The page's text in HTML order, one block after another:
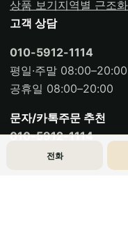
상품 보기지역별 근조
고객 상담
010-5912-1114
평일·주말 08:00–20:00
공휴일 08:00–20:00
문자/카톡주문 추천
010-5912-1114
전화